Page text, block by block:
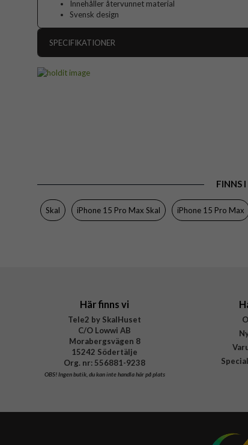
Innehåller återvunnet material
Svensk design
SPECIFIKATIONER
Tillverkarens art nr
EAN
FINNS I
Skal iPhone 15 Pro Max Skal iPhone 15 Pro Max
Här finns vi
Tele2 by SkalHuset
C/O Lowwi AB
Morabergsvägen 8
15242 Södertälje
Org. nr: 556881-9238
OBS!Ingen butik, du kan inte handla här på plats